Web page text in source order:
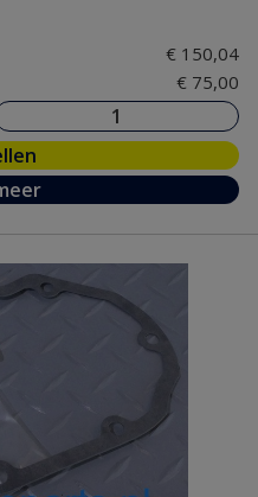
€ 150,04
€ 75,00